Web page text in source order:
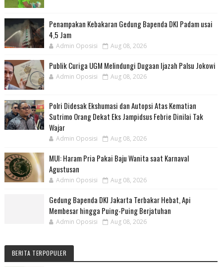
Penampakan Kebakaran Gedung Bapenda DKI Padam usai
4,5 Jam
Admin Oposisi Aug 08, 2026
Publik Curiga UGM Melindungi Dugaan Ijazah Palsu Jokowi
Admin Oposisi Aug 08, 2026
Polri Didesak Ekshumasi dan Autopsi Atas Kematian
Sutrimo Orang Dekat Eks Jampidsus Febrie Dinilai Tak
Wajar
Admin Oposisi Aug 08, 2026
MUI: Haram Pria Pakai Baju Wanita saat Karnaval
Agustusan
Admin Oposisi Aug 08, 2026
Gedung Bapenda DKI Jakarta Terbakar Hebat, Api
Membesar hingga Puing-Puing Berjatuhan
Admin Oposisi Aug 08, 2026
BERITA TERPOPULER